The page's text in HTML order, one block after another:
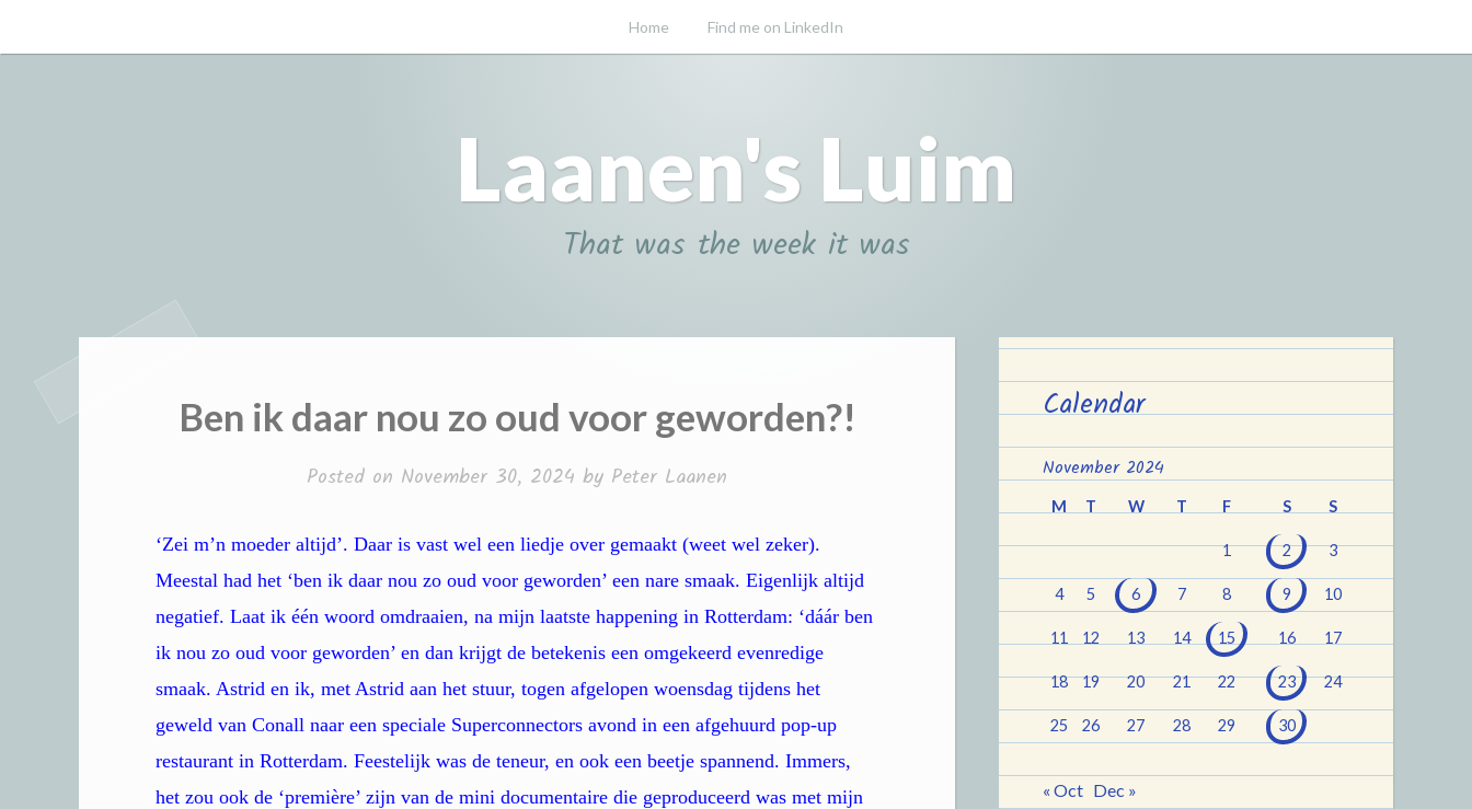
to
Home Find me on LinkedIn
Laanen's Luim
That was the week it was
Ben ik daar nou zo oud voor geworden?!
Posted on November 30, 2024 by Peter Laanen
‘Zei m’n moeder altijd’. Daar is vast wel een liedje over gemaakt (weet wel zeker).
Meestal had het ‘ben ik daar nou zo oud voor geworden’ een nare smaak. Eigenlijk altijd
negatief. Laat ik één woord omdraaien, na mijn laatste happening in Rotterdam: ‘dáár ben
ik nou zo oud voor geworden’ en dan krijgt de betekenis een omgekeerd evenredige
smaak. Astrid en ik, met Astrid aan het stuur, togen afgelopen woensdag tijdens het
geweld van Conall naar een speciale Superconnectors avond in een afgehuurd pop-up
restaurant in Rotterdam. Feestelijk was de teneur, en ook een beetje spannend. Immers,
het zou ook de ‘première’ zijn van de mini documentaire die geproduceerd was met mijn
Calendar
November 2024
M T W T F S S
1 2 3
4 5 6 7 8 9 10
11 12 13 14 15 16 17
18 19 20 21 22 23 24
25 26 27 28 29 30
« Oct Dec »